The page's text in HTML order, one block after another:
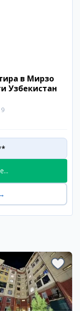
в Мирзо
Узбекистан